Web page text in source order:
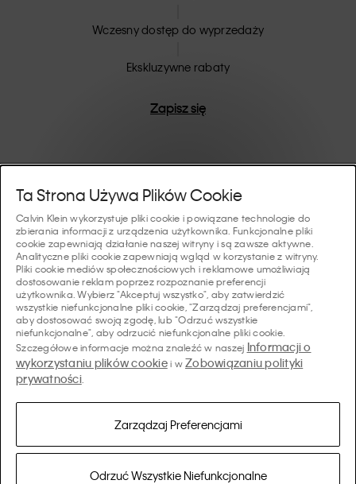
Wczesny dostęp do wyprzedaży
Ekskluzywne rabaty
Zapisz się
Pomoc I Wsparcie
FAQ
Status zamówienia
Zamówienia i Dostawa
Zwroty i Zwroty Pieniędzy
Płatności
Tabela Rozmiarów
Kolekcje
#MYCALVINS
Calvin Klein Collection
Calvin Klein Underwear
Calvin Klein Sport
Calvin Klein Swimwear
Wskazówki I Poradniki
Przewodnik po bieliźnie damskiej
Przewodnik po bieliźnie męskiej
Przewodnik po krojach jeansów damskich
O Nas
O Marce Calvin Klein
Dane Firmy
Produkty Podrobione
Zobowiązania Dotyczące Prywatności
Język/ Kraj
Ta Strona Używa Plików Cookie
Calvin Klein wykorzystuje pliki cookie i powiązane technologie do
zbierania informacji z urządzenia użytkownika. Funkcjonalne pliki
cookie zapewniają działanie naszej witryny i są zawsze aktywne.
Analityczne pliki cookie zapewniają wgląd w korzystanie z witryny.
Pliki cookie mediów społecznościowych i reklamowe umożliwiają
dostosowanie reklam poprzez rozpoznanie preferencji
użytkownika. Wybierz "Akceptuj wszystko", aby zatwierdzić
wszystkie niefunkcjonalne pliki cookie, "Zarządzaj preferencjami",
aby dostosować swoją zgodę, lub "Odrzuć wszystkie
niefunkcjonalne", aby odrzucić niefunkcjonalne pliki cookie.
Szczegółowe informacje można znaleźć w naszej Informacji o
wykorzystaniu plików cookiei wZobowiązaniu polityki
prywatności.
Odrzuć Wszystkie Niefunkcjonalne
Zarządzaj Preferencjami